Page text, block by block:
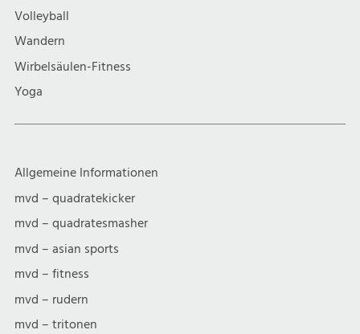
Volleyball
Wandern
Wirbelsäulen-Fitness
Yoga
Allgemeine Informationen
mvd – quadratekicker
mvd – quadratesmasher
mvd – asian sports
mvd – fitness
mvd – rudern
mvd – tritonen